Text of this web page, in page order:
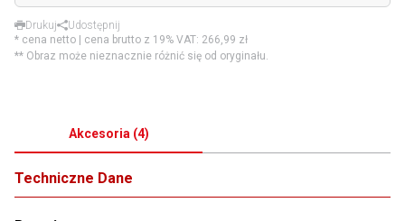
Drukuj
Udostępnij
* cena netto | cena brutto z 19% VAT: 266,99 zł
** Obraz może nieznacznie różnić się od oryginału.
Akcesoria (4)
Techniczne Dane